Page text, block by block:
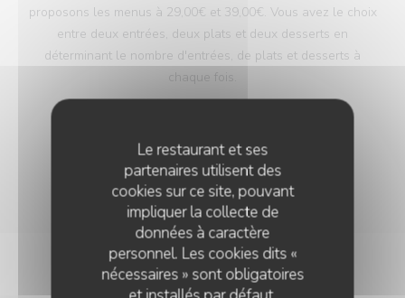
Le restaurant et ses
partenaires utilisent des
cookies sur ce site, pouvant
impliquer la collecte de
données à caractère
personnel. Les cookies dits «
nécessaires » sont obligatoires
proposons les menus à 29,00€ et 39,00€. Vous avez le choix
entre deux entrées, deux plats et deux desserts en
déterminant le nombre d'entrées, de plats et desserts à
chaque fois.
Merci de contacter le restaurant au 02.98.85.99